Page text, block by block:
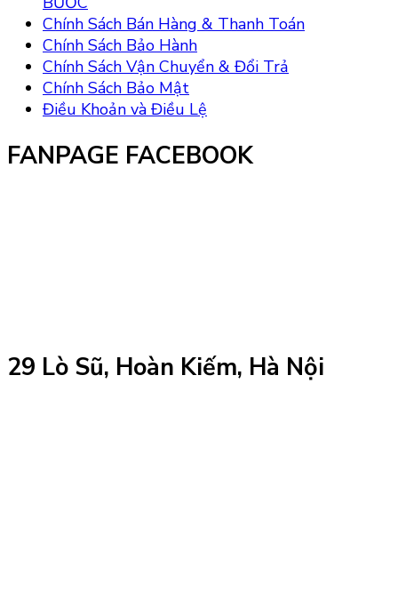
Chính Sách Bán Hàng & Thanh Toán
Chính Sách Bảo Hành
Chính Sách Vận Chuyển & Đổi Trả
Chính Sách Bảo Mật
Điều Khoản và Điều Lệ
FANPAGE FACEBOOK
29 Lò Sũ, Hoàn Kiếm, Hà Nội